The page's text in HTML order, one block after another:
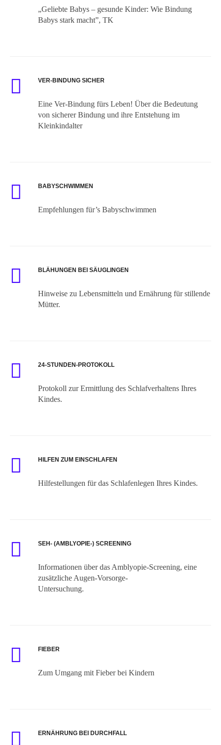
„Geliebte Babys – gesunde Kinder: Wie Bindung
Babys stark macht”, TK
VER-BINDUNG SICHER
Eine Ver-Bindung fürs Leben! Über die Bedeutung
von sicherer Bindung und ihre Entstehung im
Kleinkindalter
BABYSCHWIMMEN
Empfehlungen für’s Babyschwimmen
BLÄHUNGEN BEI SÄUGLINGEN
Hinweise zu Lebensmitteln und Ernährung für stillende
Mütter.
24-STUNDEN-PROTOKOLL
Protokoll zur Ermittlung des Schlafverhaltens Ihres
Kindes.
HILFEN ZUM EINSCHLAFEN
Hilfestellungen für das Schlafenlegen Ihres Kindes.
SEH- (AMBLYOPIE-) SCREENING
Informationen über das Amblyopie-Screening, eine
zusätzliche Augen-Vorsorge-
Untersuchung.
FIEBER
Zum Umgang mit Fieber bei Kindern
ERNÄHRUNG BEI DURCHFALL